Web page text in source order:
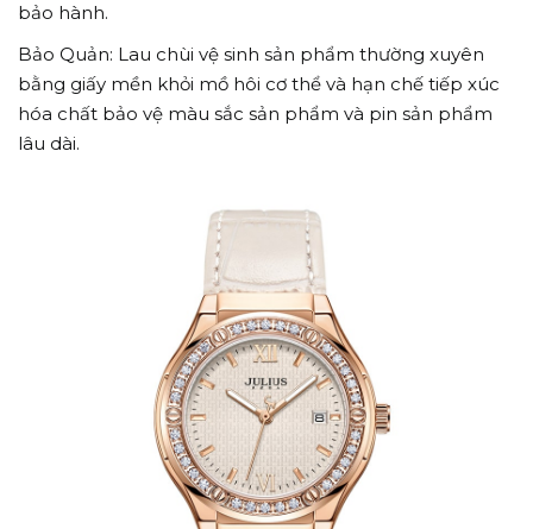
bảo hành.
Bảo Quản: Lau chùi vệ sinh sản phẩm thường xuyên
bằng giấy mền khỏi mồ hôi cơ thể và hạn chế tiếp xúc
hóa chất bảo vệ màu sắc sản phẩm và pin sản phẩm
lâu dài.